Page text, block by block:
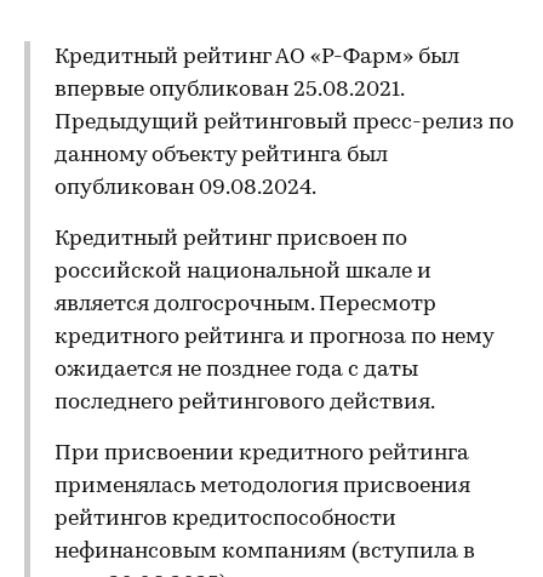
Кредитный рейтинг АО «Р-Фарм» был
впервые опубликован 25.08.2021.
Предыдущий рейтинговый пресс-релиз по
данному объекту рейтинга был
опубликован 09.08.2024.
Кредитный рейтинг присвоен по
российской национальной шкале и
является долгосрочным. Пересмотр
кредитного рейтинга и прогноза по нему
ожидается не позднее года с даты
последнего рейтингового действия.
При присвоении кредитного рейтинга
применялась методология присвоения
рейтингов кредитоспособности
нефинансовым компаниям (вступила в